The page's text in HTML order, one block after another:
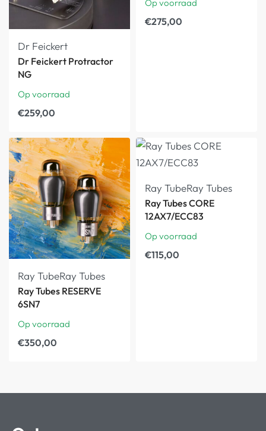
Dr Feickert
Dr Feickert Protractor
NG
Op voorraad
€259,00
Op voorraad
€275,00
Ray TubeRay Tubes
Ray Tubes RESERVE
6SN7
Op voorraad
€350,00
Ray TubeRay Tubes
Ray Tubes CORE
12AX7/ECC83
Op voorraad
€115,00